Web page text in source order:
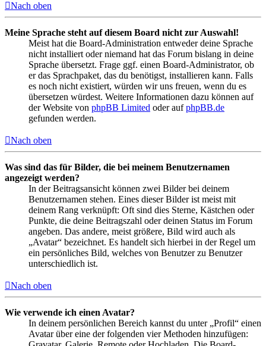
Nach oben
Meine Sprache steht auf diesem Board nicht zur Auswahl!
Meist hat die Board-Administration entweder deine Sprache
nicht installiert oder niemand hat das Forum bislang in deine
Sprache übersetzt. Frage ggf. einen Board-Administrator, ob
er das Sprachpaket, das du benötigst, installieren kann. Falls
es noch nicht existiert, würden wir uns freuen, wenn du es
übersetzen würdest. Weitere Informationen dazu können auf
der Website von phpBB Limited oder aufphpBB.de
gefunden werden.
Nach oben
Was sind das für Bilder, die bei meinem Benutzernamen
angezeigt werden?
In der Beitragsansicht können zwei Bilder bei deinem
Benutzernamen stehen. Eines dieser Bilder ist meist mit
deinem Rang verknüpft: Oft sind dies Sterne, Kästchen oder
Punkte, die deine Beitragszahl oder deinen Status im Forum
angeben. Das andere, meist größere, Bild wird auch als
„Avatar“ bezeichnet. Es handelt sich hierbei in der Regel um
ein persönliches Bild, welches von Benutzer zu Benutzer
unterschiedlich ist.
Nach oben
Wie verwende ich einen Avatar?
In deinem persönlichen Bereich kannst du unter „Profil“ einen
Avatar über eine der folgenden vier Methoden hinzufügen: